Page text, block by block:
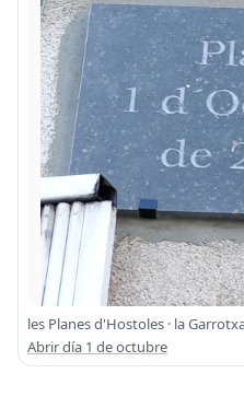
les Planes d'Hostoles · la
Abrir día 1 de octubre